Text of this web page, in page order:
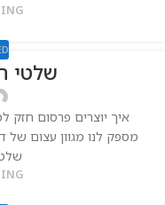
שלטי
איך יוצרים פרסום חזק
מספק לנו מגוון עצום של